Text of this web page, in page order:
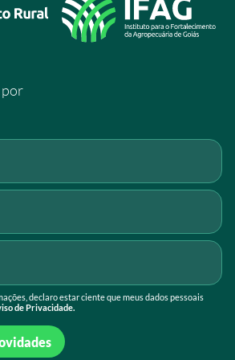
por
declaro estar ciente que meus dados pessoais
de Privacidade.